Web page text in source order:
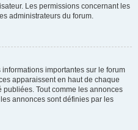
Les permissions concernant les
administrateurs du forum.
importantes sur le forum
apparaissent en haut de chaque
Tout comme les annonces
annonces sont définies par les